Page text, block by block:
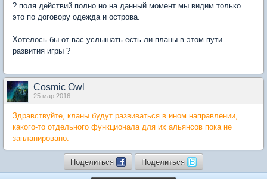
? поля действий полно но на данный момент мы видим только
это по договору одежда и острова.
Хотелось бы от вас услышать есть ли планы в этом пути
развития игры ?
Cosmic Owl
25 мар 2016
Здравствуйте, кланы будут развиваться в ином направлении,
какого-то отдельного функционала для их альянсов пока не
запланировано.
Поделиться Поделиться